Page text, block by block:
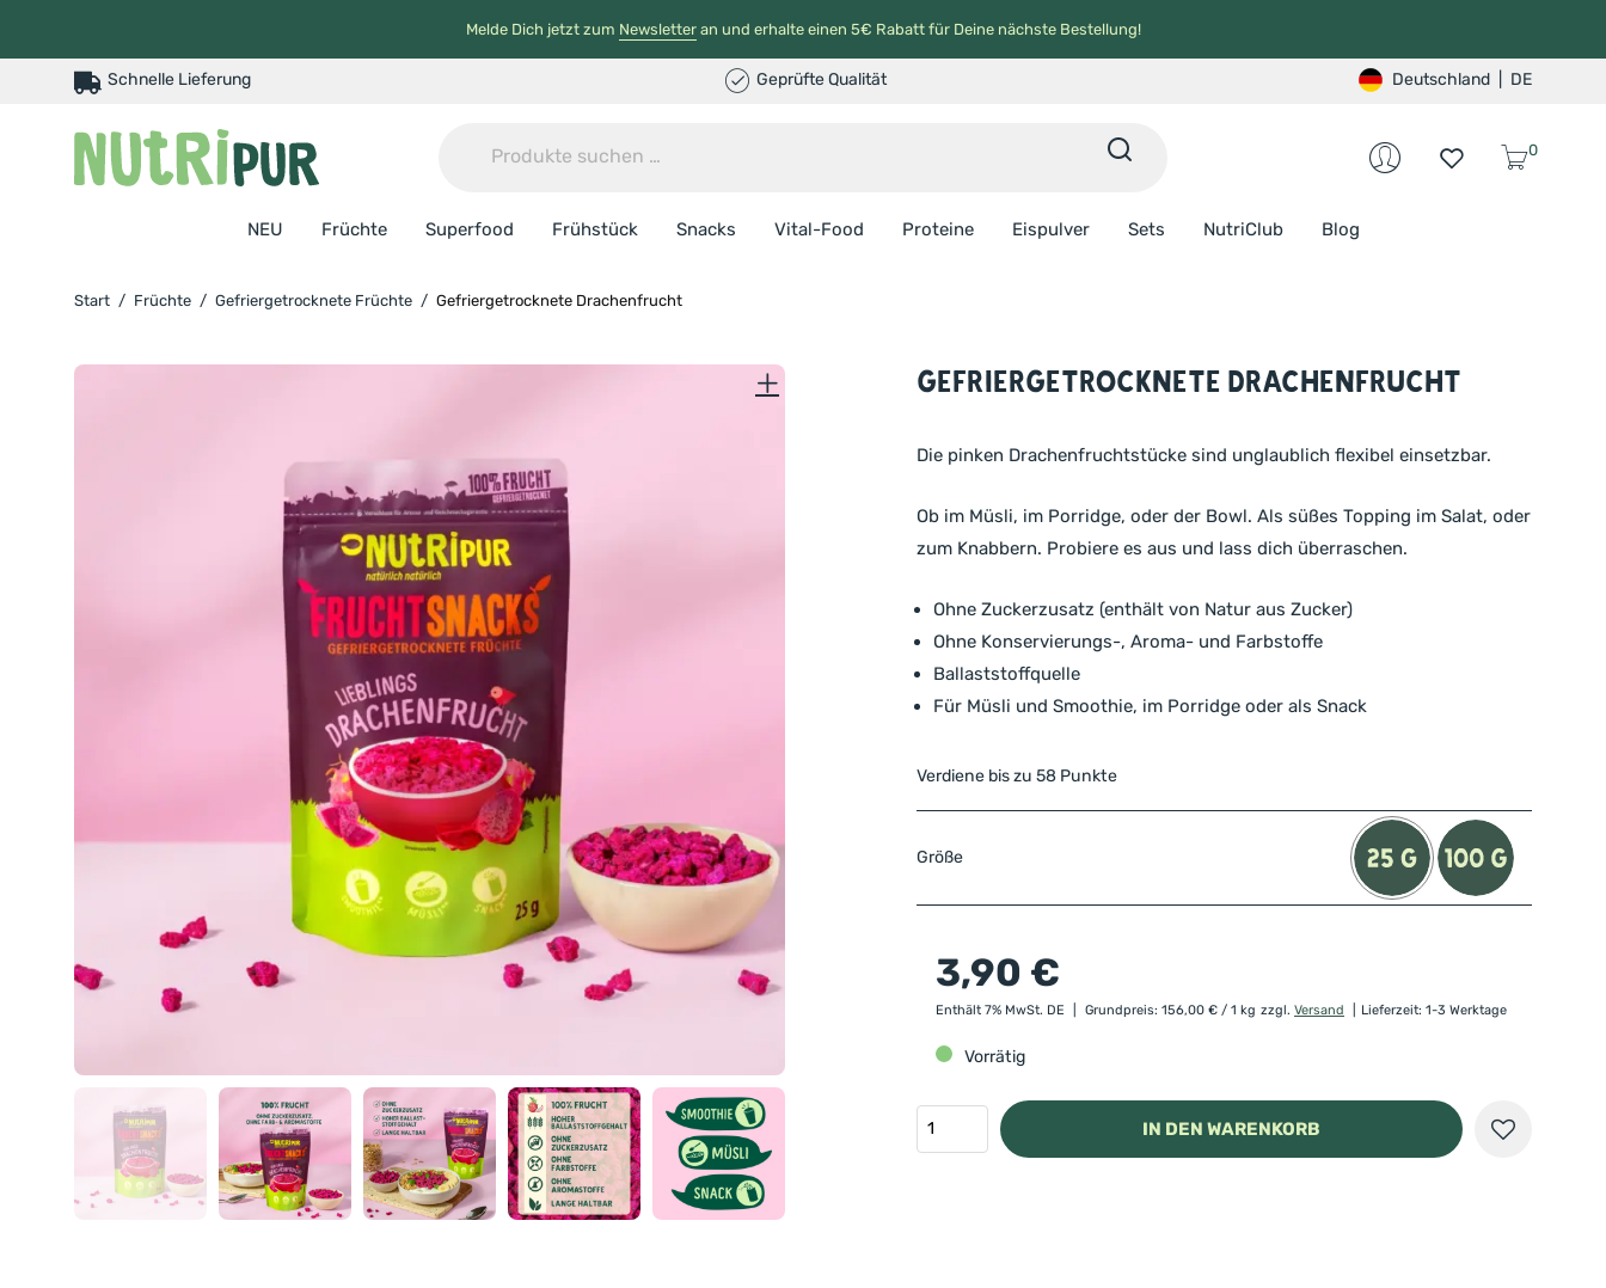
Melde Dich jetzt zum Newsletteran und erhalte einen 5€ Rabatt für Deine nächste Bestellung!
Schnelle Lieferung Geprüfte Qualität Deutschland DE
0
NEU Früchte Superfood Frühstück Snacks Vital-Food Proteine Eispulver Sets NutriClub Blog
Start / Früchte / Gefriergetrocknete Früchte / Gefriergetrocknete Drachenfrucht
Gefriergetrocknete Drachenfrucht
Die pinken Drachenfruchtstücke sind unglaublich flexibel einsetzbar.
Ob im Müsli, im Porridge, oder der Bowl. Als süßes Topping im Salat, oder
zum Knabbern. Probiere es aus und lass dich überraschen.
Ohne Zuckerzusatz (enthält von Natur aus Zucker)
Ohne Konservierungs-, Aroma- und Farbstoffe
Ballaststoffquelle
Für Müsli und Smoothie, im Porridge oder als Snack
Verdiene bis zu 58 Punkte
Größe
3,90 €
Enthält 7% MwSt. DE Grundpreis: 156,00 € / 1 kg zzgl. Versand Lieferzeit: 1-3 Werktage
Vorrätig
IN DEN WARENKORB